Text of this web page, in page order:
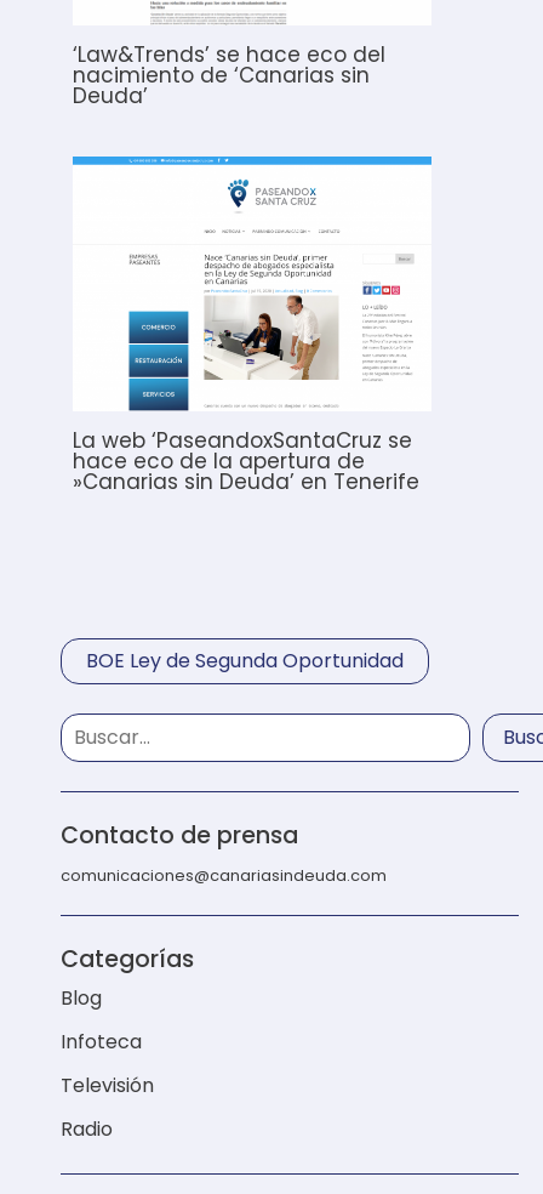
‘Law&Trends’ se hace eco del
nacimiento de ‘Canarias sin
Deuda’
La web ‘PaseandoxSantaCruz se
hace eco de la apertura de
»Canarias sin Deuda’ en Tenerife
BOE Ley de Segunda Oportunidad
Contacto de prensa
comunicaciones@canariasindeuda.com
Categorías
Blog
Infoteca
Televisión
Radio